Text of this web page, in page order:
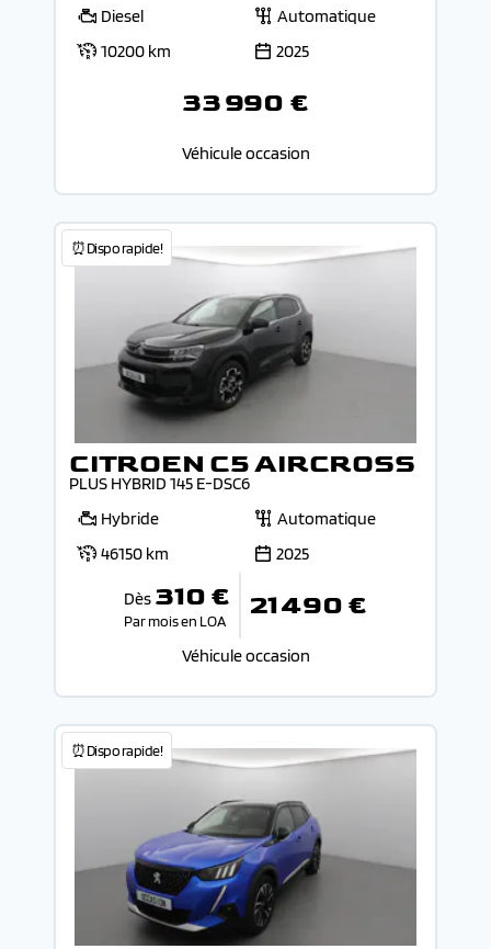
Diesel
Automatique
10200 km
2025
33 990 €
Véhicule occasion
⏰Dispo rapide!
CITROEN C5 AIRCROSS
PLUS HYBRID 145 E-DSC6
Hybride
Automatique
46150 km
2025
Dès 310 €
Par mois en LOA 21 490 €
Véhicule occasion
⏰Dispo rapide!